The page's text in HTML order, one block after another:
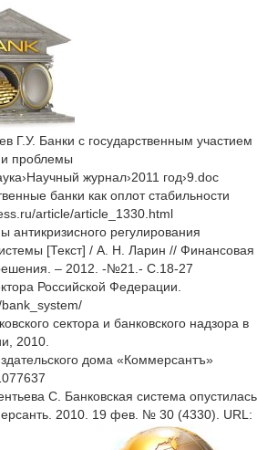
Г.У. Банки с государственным участием
и проблемы
журнал›2011 год›9.doc
банки как оплот стабильности
article/article_1330.html
регулирования
[Текст] / А. Н. Ларин // Финансовая
– 2012. -№21.- С.18-27
Российской Федерации.
сектора и банковского надзора в
2010.
дома «Коммерсантъ»
С. Банковская система опустилась
2010. 19 фев. № 30 (4330). URL: